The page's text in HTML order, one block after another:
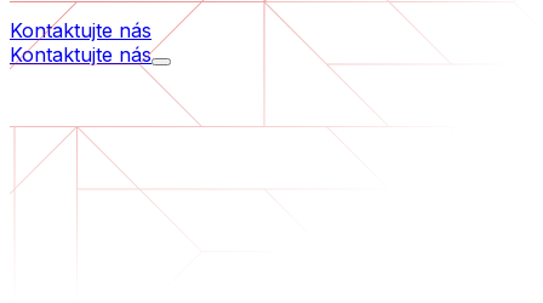
Kontaktujte nás
Kontaktujte nás